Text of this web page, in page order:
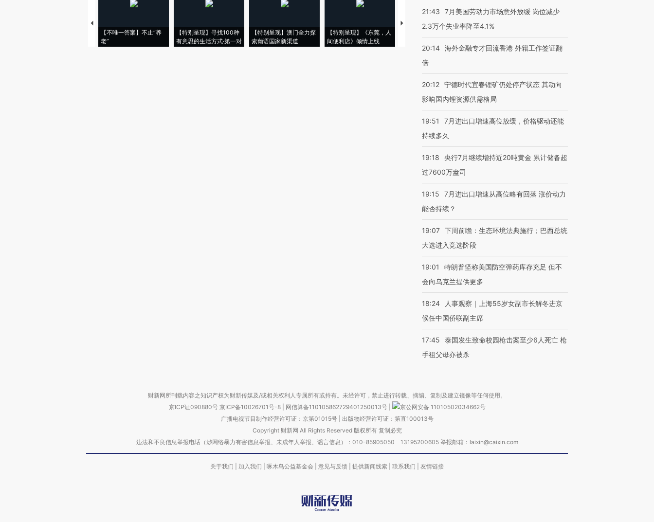
【不唯一答案】不止“养
老”
【特别呈现】寻找100种
有意思的生活方式·第一对
【特别呈现】澳门全力探
索葡语国家新渠道
【特别呈现】《东莞，人
间便利店》倾情上线
【推广】走进第四届链博
21:43
7月美国劳动力市场意外放缓 岗位减少
2.3万个失业率降至4.1%
20:14 海外金融专才回流香港 外籍工作签证翻
倍
20:12 宁德时代宜春锂矿仍处停产状态 其动向
影响国内锂资源供需格局
19:51
7月进出口增速高位放缓，价格驱动还能
持续多久
19:18
央行7月继续增持近20吨黄金 累计储备超
过7600万盎司
19:15
7月进出口增速从高位略有回落 涨价动力
能否持续？
19:07 下周前瞻：生态环境法典施行；巴西总统
大选进入竞选阶段
19:01
特朗普坚称美国防空弹药库存充足 但不
会向乌克兰提供更多
18:24
人事观察｜上海55岁女副市长解冬进京
候任中国侨联副主席
17:45
泰国发生致命校园枪击案至少6人死亡 枪
手祖父母亦被杀
财新网所刊载内容之知识产权为财新传媒及/或相关权利人专属所有或持有。未经许可，禁止进行转载、摘编、复制及建立镜像等任何使用。
京ICP证090880号 京ICP备10026701号-8 网信算备110105862729401250013号
京公网安备 11010502034662号
广播电视节目制作经营许可证：京第01015号| 出版物经营许可证：第直100013号
Copyright 财新网 All Rights Reserved 版权所有 复制必究
违法和不良信息举报电话（涉网络暴力有害信息举报、未成年人举报、谣言信息）：010-85905050 13195200605 举报邮箱：laixin@caixin.com
关于我们 加入我们 啄木鸟公益基金会 意见与反馈 提供新闻线索 联系我们 友情链接